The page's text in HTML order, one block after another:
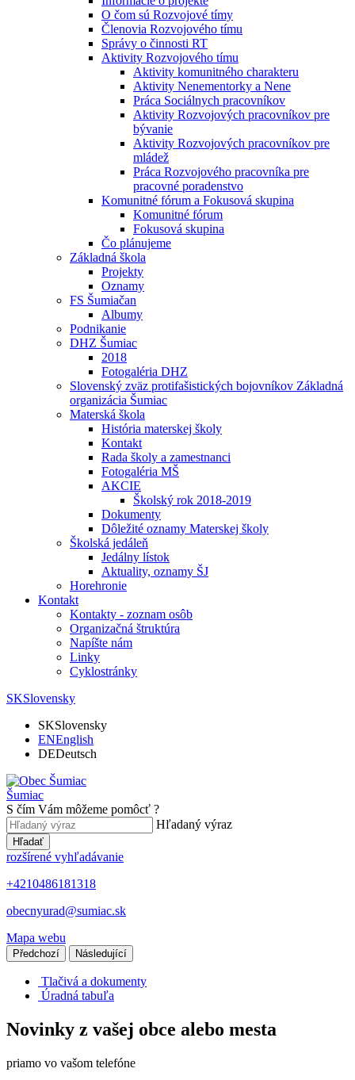
O čom sú Rozvojové tímy
Členovia Rozvojového tímu
Správy o činnosti RT
Aktivity Rozvojového tímu
Aktivity komunitného charakteru
Aktivity Nenementorky a Nene
Práca Sociálnych pracovníkov
Aktivity Rozvojových pracovníkov pre
bývanie
Aktivity Rozvojových pracovníkov pre
mládež
Práca Rozvojového pracovníka pre
pracovné poradenstvo
Komunitné fórum a Fokusová skupina
Komunitné fórum
Fokusová skupina
Čo plánujeme
Základná škola
Projekty
Oznamy
FS Šumiačan
Albumy
Podnikanie
DHZ Šumiac
2018
Fotogaléria DHZ
Slovenský zväz protifašistických bojovníkov Základná
organizácia Šumiac
Materská škola
História materskej školy
Kontakt
Rada školy a zamestnanci
Fotogaléria MŠ
AKCIE
Školský rok 2018-2019
Dokumenty
Dôležité oznamy Materskej školy
Školská jedáleň
Jedálny lístok
Aktuality, oznamy ŠJ
Horehronie
Kontakt
Kontakty - zoznam osôb
Organizačná štruktúra
Napíšte nám
Linky
Cyklostránky
SKSlovensky
SKSlovensky
ENEnglish
DEDeutsch
Šumiac
S čím Vám môžeme pomôcť ?
Hľadaný výraz
Hľadať
rozšírené vyhľadávanie
+4210486181318
obecnyurad@sumiac.sk
Mapa webu
Předchozí Následující
Tlačivá a dokumenty
Úradná tabuľa
Novinky z vašej obce alebo mesta
priamo vo vašom telefóne